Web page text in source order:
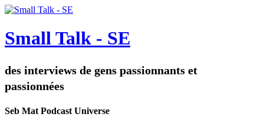
Small Talk - SE
des interviews de gens passionnants et
passionnées
Seb Mat Podcast Universe